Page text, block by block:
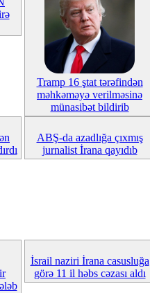
Tramp 16 ştat tərəfindən
məhkəməyə verilməsinə
münasibət bildirib
ABŞ-da azadlığa çıxmış
jurnalist İrana qayıdıb
İsrail naziri İrana casusluğa
görə 11 il həbs cəzası aldı